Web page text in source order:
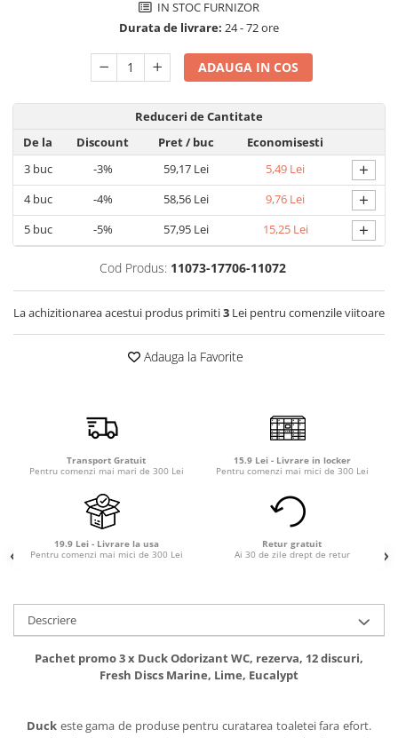
Detergent rufe capsule
Detergent rufe lichid
Detergent rufe pudră
Balsam de rufe
Înălbitor și îndepărtare pete
Soluții anticalcar, igienizante și
întreținere țesături
Odorizanți
Odorizanți cameră
IN STOC FURNIZOR
Durata de livrare: 24 - 72 ore
ADAUGA IN COS
Reduceri de Cantitate
De la
Discount Pret/ buc
Economisesti
3buc -3% 59,17 Lei 5,49 Lei +
4buc -4% 58,56 Lei 9,76 Lei +
5buc -5% 57,95 Lei 15,25 Lei +
Cod Produs: 11073-17706-11072
La achizitionarea acestui produs primiti3 Lei pentru comenzile viitoare
Adauga la Favorite
Transport Gratuit
Pentru comenzi mai mari de 300 Lei
15.9 Lei - Livrare in locker
Pentru comenzi mai mici de 300 Lei
19.9 Lei - Livrare la usa
Pentru comenzi mai mici de 300 Lei
Retur gratuit
Ai 30 de zile drept de retur
Descriere
Pachet promo 3 x Duck Odorizant WC, rezerva, 12 discuri,
Fresh Discs Marine, Lime, Eucalypt
Duck este gama de produse pentru curatarea toaletei fara efort.